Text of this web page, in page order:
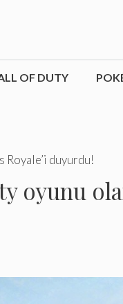
OF DUTY
duyurdu!